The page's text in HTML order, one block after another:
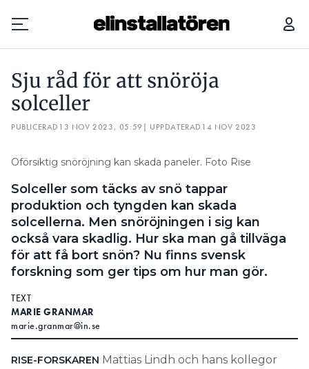
Prenumerera
Hantera prenumeration
Lediga jobb
Annonsera
Läs E-tidningen
Om tidningen
Personuppgifter
Search for:
Sju råd för att snöröja
solceller
PUBLICERAD 13 NOV 2023, 05:59 | UPPDATERAD 14 NOV 2023
Oförsiktig snöröjning kan skada paneler. Foto Rise
Solceller som täcks av snö tappar
produktion och tyngden kan skada
solcellerna. Men snöröjningen i sig kan
också vara skadlig. Hur ska man gå tillväga
för att få bort snön? Nu finns svensk
forskning som ger tips om hur man gör.
TEXT
MARIE GRANMAR
marie.granmar@in.se
RISE-FORSKAREN Mattias Lindh och hans kollegor
SJU RÅD FÖR ATT SNÖRÖJA SOLCELLER